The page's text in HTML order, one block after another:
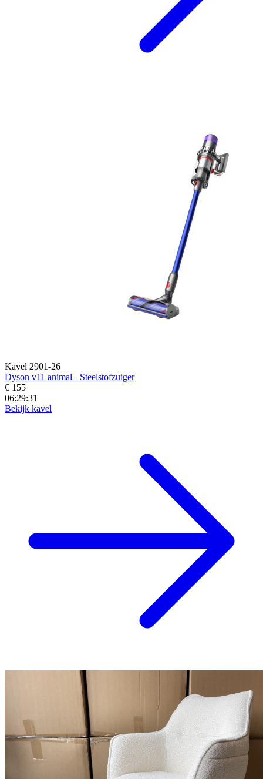
Kavel 2901-26
Dyson v11 animal+ Steelstofzuiger
€ 155
06:29:29
Bekijk kavel